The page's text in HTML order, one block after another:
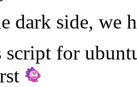
dark side, we
script for